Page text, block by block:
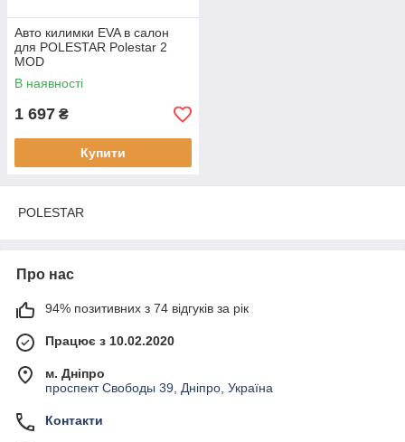
Авто килимки EVA в салон
для POLESTAR Polestar 2
MOD
В наявності
1 697 ₴
Купити
POLESTAR
Про нас
94% позитивних з 74 відгуків за рік
Працює з 10.02.2020
м. Дніпро
проспект Свободы 39, Дніпро, Україна
Контакти